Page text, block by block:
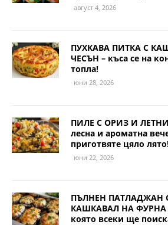
август 4, 2026
ПУХКАВА ПИТКА С
ЧЕСЪН – къса се на
топла!
юни 28, 2026
ПИЛЕ С ОРИЗ И
лесна и ароматна
приготвяте цяло
юни 22, 2026
ПЪЛНЕН ПАТЛАДЖАН
КАШКАВАЛ НА ФУРНА
която всеки ще